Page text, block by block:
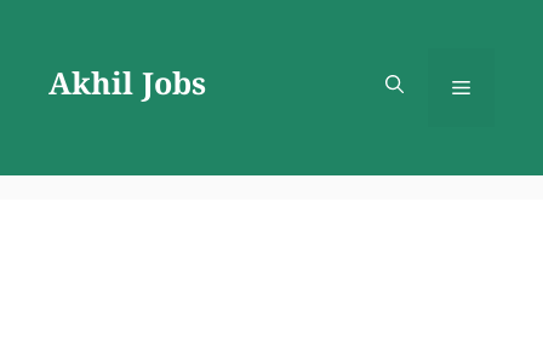
contentAkhil Jobs Menu